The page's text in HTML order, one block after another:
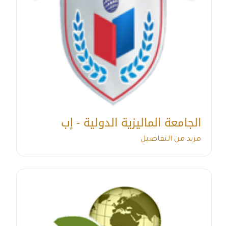
الجامعة الماليزية الدولية - إب
مزيد من التفاصيل